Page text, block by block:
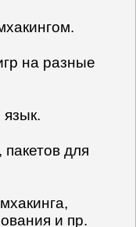
на разные
для
и пр.